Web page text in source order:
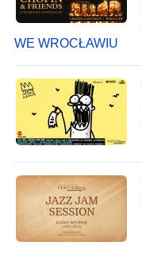
WE WROCŁAWIU